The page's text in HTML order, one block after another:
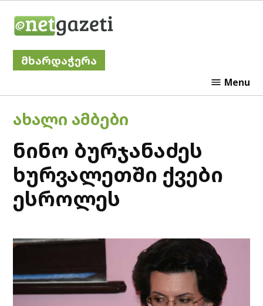
მხარდაჭერა
Menu
POSTED
IN
ᲐᲮᲐᲚᲘ ᲐᲛᲑᲔᲑᲘ
ნინო ბურჯანაძეს
ხურვალეთში ქვები
ესროლეს